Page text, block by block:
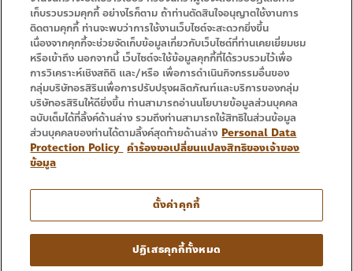
• Homepage
• Promotion
• Service
• Contact Us
Tel : 053 333 666
Copyright © 2016 – 2024 Ornsirin Group Quality
Projects For You. All Rights Reserved.
เก็บรวบรวมคุกกี้ อย่างไรก็ตาม ถ้าท่านตัดสินใจอนุญาตใช้งานการ
ติดตามคุกกี้ ท่านจะพบว่าการใช้งานเว็บไซต์จะสะดวกยิ่งขึ้น
เนื่องจากคุกกี้จะช่วยจัดเก็บข้อมูลเกี่ยวกับเว็บไซต์ที่ท่านเคยเยี่ยมชม
หรือเข้าถึง นอกจากนี้ เว็บไซต์จะใช้ข้อมูลคุกกี้ที่ได้รวบรวมไว้เพื่อ
การวิเคราะห์เชิงสถิติ และ/หรือ เพื่อการดำเนินกิจกรรมอื่นของ
กลุ่มบริษัทอรสิรินเพื่อการปรับปรุงผลิตภัณฑ์และบริการของกลุ่ม
บริษัทอรสิรินให้ดียิ่งขึ้น ท่านสามารถอ่านนโยบายข้อมูลส่วนบุคคล
ฉบับเต็มได้ที่ลิ้งค์ด้านล่าง รวมถึงท่านสามารถใช้สิทธิในส่วนข้อมูล
ส่วนบุคคลของท่านได้ตามลิ้งค์สุดท้ายด้านล่าง Personal Data
Protection Policy คำร้องขอเปลี่ยนแปลงสิทธิของเจ้าของ
ข้อมูล
ตั้งค่าคุกกี้
ปฏิเสธคุกกี้ทั้งหมด